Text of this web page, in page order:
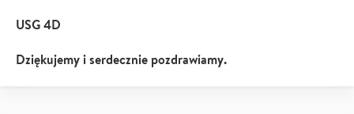
USG 4D
Dziękujemy i serdecznie pozdrawiamy.